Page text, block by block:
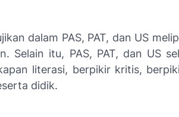
dalam PAS, PAT, dan US
Selain itu, PAS, PAT, dan US
literasi, berpikir kritis,
didik.